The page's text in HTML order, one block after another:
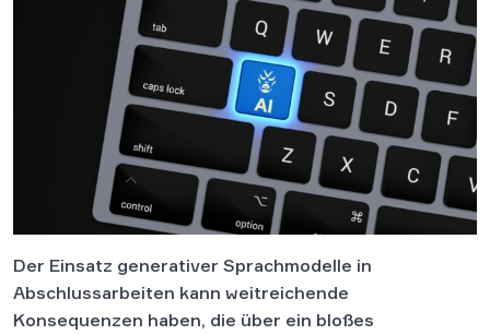
Der Einsatz generativer Sprachmodelle in
Abschlussarbeiten kann weitreichende
Konsequenzen haben, die über ein bloßes